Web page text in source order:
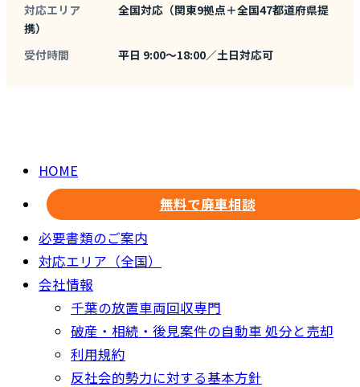
対応エリア
全国対応（関東9拠点＋全国47都道府県提
携）
受付時間
平日 9:00〜18:00／土日対応可
HOME
無料で廃車相談
必要書類のご案内
対応エリア（全国）
会社情報
千葉の放置車両回収専門
破産・相続・後見案件の自動車 処分と売却
利用規約
反社会的勢力に対する基本方針